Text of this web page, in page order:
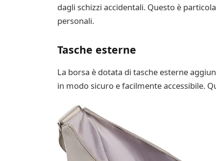
dagli schizzi accidentali. Questo è
personali.
Tasche esterne
La borsa è dotata di tasche esterne
in modo sicuro e facilmente accessibile.